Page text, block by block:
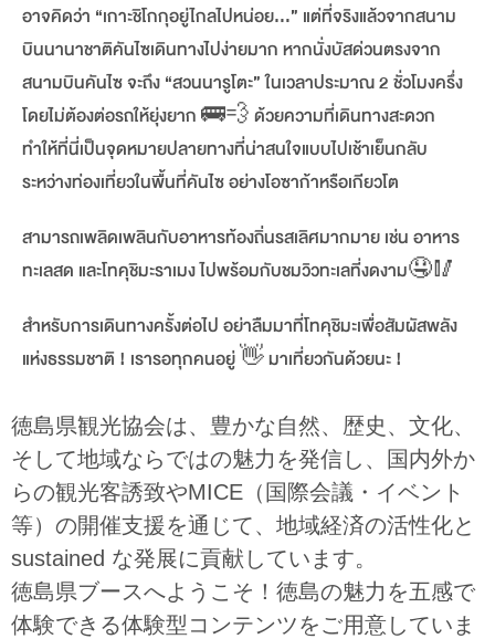
อาจคิดว่า “เกาะชิโกกุอยู่ไกลไปหน่อย…” แต่ที่จริงแล้วจากสนาม
บินนานาชาติคันไซเดินทางไปง่ายมาก หากนั่งบัสด่วนตรงจาก
สนามบินคันไซ จะถึง “สวนนารูโตะ” ในเวลาประมาณ 2 ชั่วโมงครึ่ง
โดยไม่ต้องต่อรถให้ยุ่งยาก🚌💨ด้วยความที่เดินทางสะดวก
ทำให้ที่นี่เป็นจุดหมายปลายทางที่น่าสนใจแบบไปเช้าเย็นกลับ
ระหว่างท่องเที่ยวในพื้นที่คันไซ อย่างโอซาก้าหรือเกียวโต
สามารถเพลิดเพลินกับอาหารท้องถิ่นรสเลิศมากมาย เช่น อาหาร
ทะเลสด และโทคุชิมะราเมง ไปพร้อมกับชมวิวทะเลที่งดงาม🤤🥢
สำหรับการเดินทางครั้งต่อไป อย่าลืมมาที่โทคุชิมะเพื่อสัมผัสพลัง
แห่งธรรมชาติ ! เรารอทุกคนอยู่ 👋มาเที่ยวกันด้วยนะ !
徳島県観光協会は、豊かな自然、歴史、文化、
そして地域ならではの魅力を発信し、国内外か
らの観光客誘致やMICE（国際会議・イベント
等）の開催支援を通じて、地域経済の活性化と
sustained な発展に貢献しています。
徳島県ブースへようこそ！徳島の魅力を五感で
体験できる体験型コンテンツをご用意していま